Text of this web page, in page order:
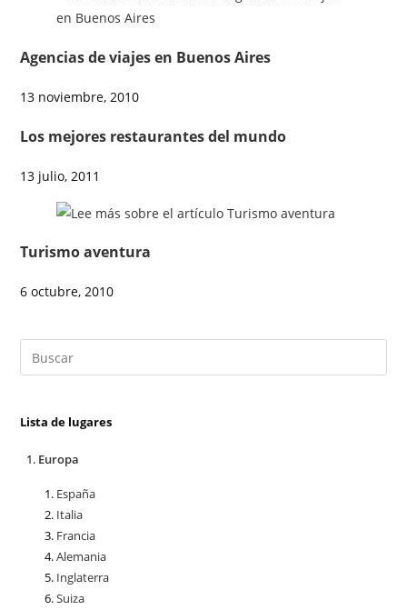
Agencias de viajes en Buenos Aires
13 noviembre, 2010
Los mejores restaurantes del mundo
13 julio, 2011
Turismo aventura
6 octubre, 2010
Lista de lugares
Europa
España
Italia
Francia
Alemania
Inglaterra
Suiza